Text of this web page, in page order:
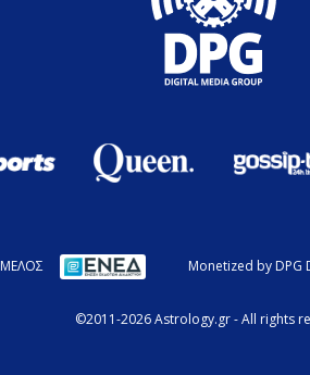
ΜΕΛΟΣ Monetized by DPG
©2011-2026 Astrology.gr - All rights